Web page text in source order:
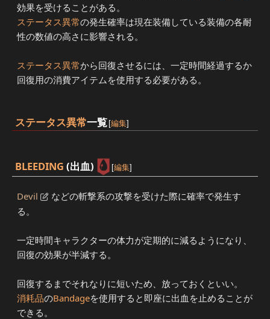
効果を受けることがある。
ステータス異常の発生確率は現在装備している装備の各耐
性の数値の高さに影響される。
ステータス異常から回復させるには、一定時間経過するか
回復用の消費アイテムを使用する必要がある。
ステータス異常一覧 [編集]
BLEEDING (出血) [編集]
Devil
などの斬撃系の攻撃を受けた際に確率で発生す
る。
一定時間キャラクターの体力が定期的に減るようになり、
回復の効果が半減する。
回復するまでそれなりに短いため、放っておくといい。
消耗品のBandageを使用すると即座に出血を止めることが
できる。